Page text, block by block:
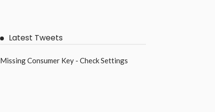
Latest Tweets
Missing Consumer Key - Check Settings